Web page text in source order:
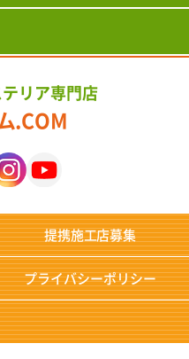
リア専門店
.COM
提携施工店募集
プライバシーポリシー